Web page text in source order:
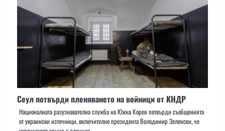
Сеул потвърди пленяването на войници от КНДР
Националната разузнавателна служба на Южна Корея потвърди съобщенията
от украински източници, включително президента Володимир Зеленски, че